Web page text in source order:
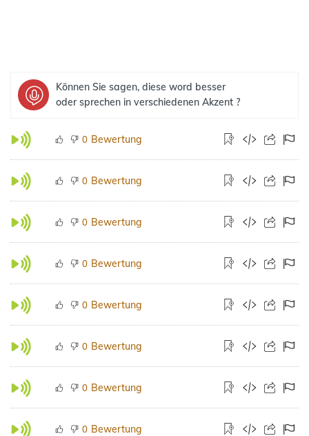
Können Sie sagen, diese word besser
oder sprechen in verschiedenen Akzent ?
0 Bewertung
0 Bewertung
0 Bewertung
0 Bewertung
0 Bewertung
0 Bewertung
0 Bewertung
0 Bewertung